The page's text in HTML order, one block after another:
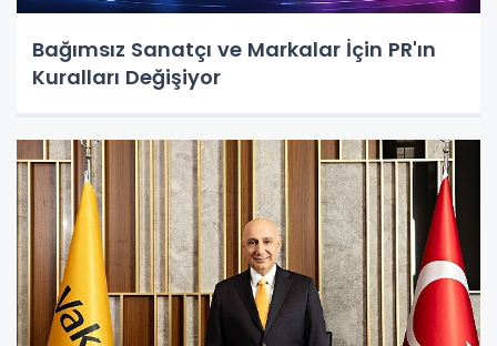
Bağımsız Sanatçı ve Markalar İçin PR'ın
Kuralları Değişiyor